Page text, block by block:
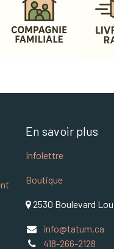
En savoir plus
Infolettre
Boutique
2530 Boulevard
info@tatum.ca
418-266-2128